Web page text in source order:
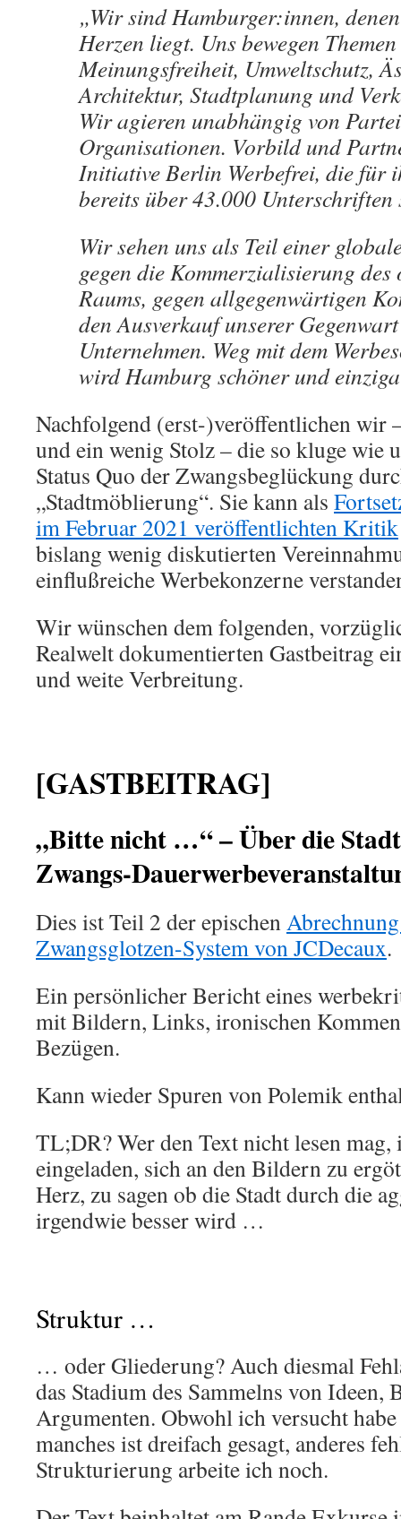
„Wir sind Hamburger:innen,
Herzen liegt. Uns bewegen
Meinungsfreiheit, Umweltschutz,
Architektur, Stadtplanung und
Wir agieren unabhängig von
Organisationen. Vorbild und
Initiative Berlin Werbefrei, die für
bereits über 43.000 Unterschriften
Wir sehen uns als Teil einer
gegen die Kommerzialisierung
Raums, gegen allgegenwärtigen
den Ausverkauf unserer
Unternehmen. Weg mit dem
wird Hamburg schöner und
Nachfolgend (erst-)veröffentlichen wir
und ein wenig Stolz – die so kluge wie
Status Quo der Zwangsbeglückung
„Stadtmöblierung“. Sie kann als
im Februar 2021 veröffentlichten Kritik
bislang wenig diskutierten
einflußreiche Werbekonzerne
Wir wünschen dem folgenden,
Realwelt dokumentierten Gastbeitrag
und weite Verbreitung.
[GASTBEITRAG]
„Bitte nicht …“ – Über die
Zwangs-
Dies ist Teil 2 der epischen
Zwangsglotzen-System von JCDecaux.
Ein persönlicher Bericht eines
mit Bildern, Links, ironischen
Bezügen.
Kann wieder Spuren von Polemik
TL;DR? Wer den Text nicht lesen
eingeladen, sich an den Bildern zu
Herz, zu sagen ob die Stadt durch die
irgendwie besser wird …
Struktur …
… oder Gliederung? Auch diesmal
das Stadium des Sammelns von Ideen,
Argumenten. Obwohl ich versucht
manches ist dreifach gesagt, anderes
Strukturierung arbeite ich noch.